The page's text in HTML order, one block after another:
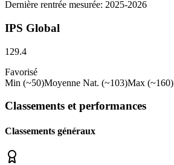
Dernière rentrée mesurée: 2025-2026
IPS Global
129.4
Favorisé
Min (~50)Moyenne Nat. (~103)Max (~160)
Classements et performances
Classements généraux